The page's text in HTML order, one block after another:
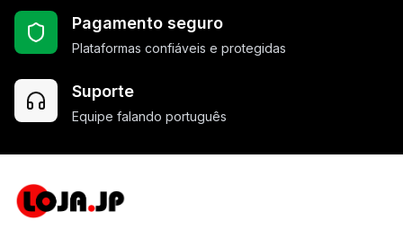
Pagamento seguro
Plataformas confiáveis e protegidas
Suporte
Equipe falando português